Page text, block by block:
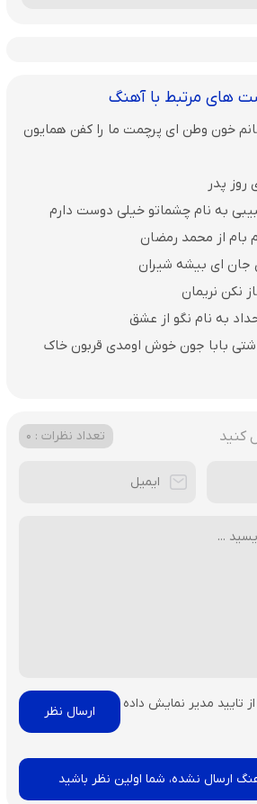
های مرتبط با آهنگ
خون وطن ای پرچمت ما را کفن همایون
روز پدر
به نام چشماتو خیلی دوست دارم
بام از محمد رمضان
جان ای بیشه شیران
نکن نریمان
به نام نگو از عشق
بابا جون خوش اومدی قربون خاک
کنید تعداد نظرات : 0
تایید مدیر نمایش داده
ارسال نشده، شما اولین نظر باشید